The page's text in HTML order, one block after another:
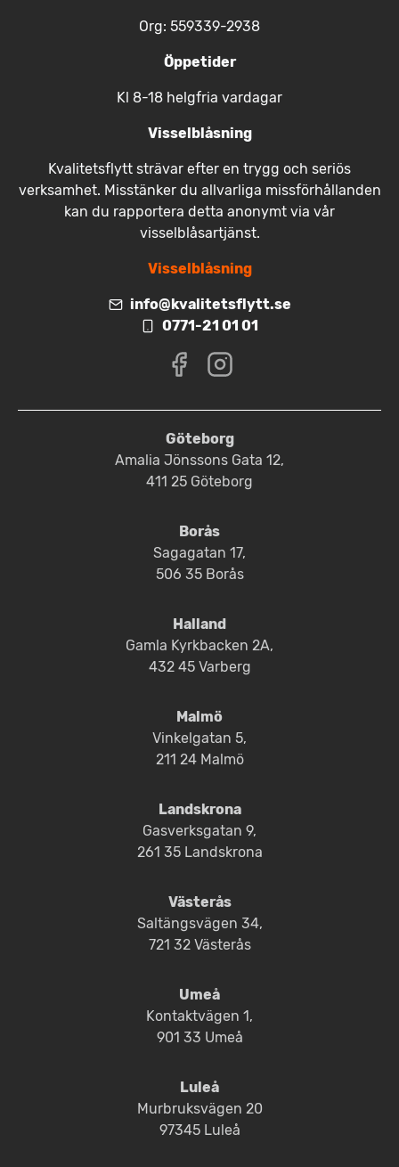
Org: 559339-2938
Öppetider
Kl 8-18 helgfria vardagar
Visselblåsning
Kvalitetsflytt strävar efter en trygg och seriös
verksamhet. Misstänker du allvarliga missförhållanden
kan du rapportera detta anonymt via vår
visselblåsartjänst.
Visselblåsning
info@kvalitetsflytt.se
0771-21 01 01
Göteborg
Amalia Jönssons Gata 12,
411 25 Göteborg
Borås
Sagagatan 17,
506 35 Borås
Halland
Gamla Kyrkbacken 2A,
432 45 Varberg
Malmö
Vinkelgatan 5,
211 24 Malmö
Landskrona
Gasverksgatan 9,
261 35 Landskrona
Västerås
Saltängsvägen 34,
721 32 Västerås
Umeå
Kontaktvägen 1,
901 33 Umeå
Luleå
Murbruksvägen 20
97345 Luleå